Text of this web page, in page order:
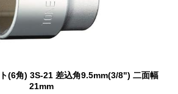
(6角) 3S-21 差込角9.5mm(3/8") 二面幅
21mm